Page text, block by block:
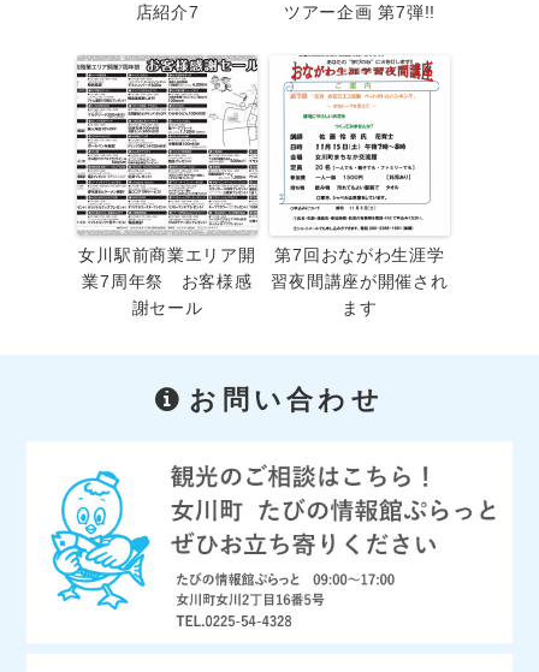
店紹介7
ツアー企画 第7弾!!
女川駅前商業エリア開
業7周年祭 お客様感
謝セール
第7回おながわ生涯学
習夜間講座が開催され
ます
お問い合わせ